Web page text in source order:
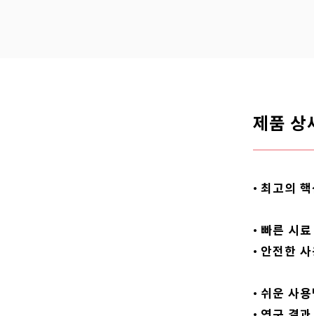
제품 상
•최고의
• 빠른 시
•안전한
• 쉬운 사